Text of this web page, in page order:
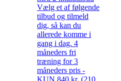
Vælg et af følgende
tilbud og tilmeld
dig, så kan du
allerede komme i
gang i dag. 4
måneders fri
træning for 3
måneders pris -
KUN 840 kr. (210